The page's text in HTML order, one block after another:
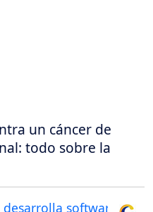
un cáncer de
todo sobre la